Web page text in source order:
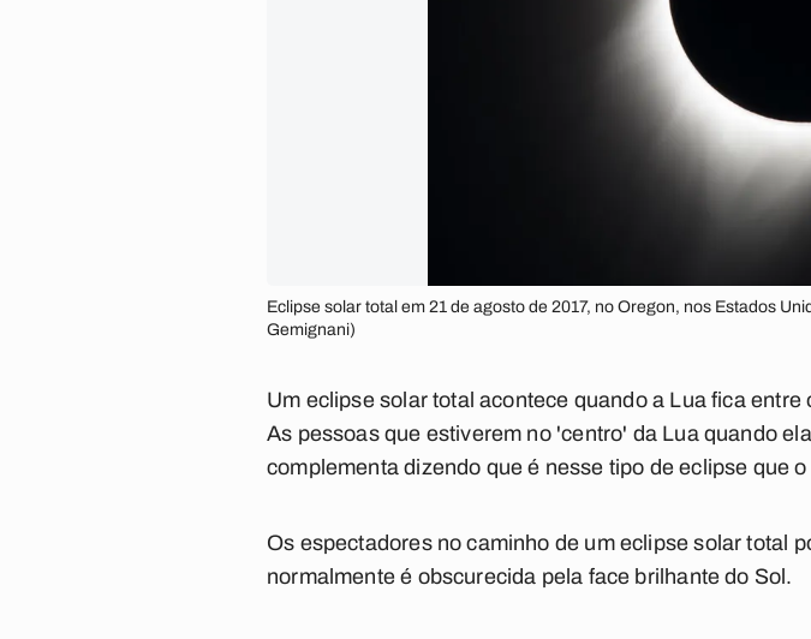
Eclipse solar total em 21 de agosto de 2017, no Oregon, nos Estados
Gemignani)
Um eclipse solar total acontece quando a Lua fica
As pessoas que estiverem no 'centro' da Lua quando
complementa dizendo que é nesse tipo de eclipse que
Os espectadores no caminho de um eclipse solar total
normalmente é obscurecida pela face brilhante do Sol.